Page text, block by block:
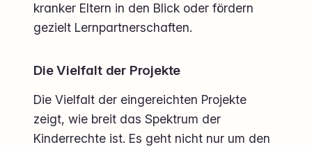
kranker Eltern in den Blick oder fördern
gezielt Lernpartnerschaften.
Die Vielfalt der Projekte
Die Vielfalt der eingereichten Projekte
zeigt, wie breit das Spektrum der
Kinderrechte ist. Es geht nicht nur um den